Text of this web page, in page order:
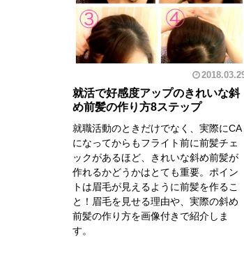
就活で好感度アップのきれいな斜
め前髪の作り方8ステップ
就職活動のときだけでなく、実際にCA
になってからもフライト前に前髪チェ
ックがあるほど、きれいな斜め前髪が
作れるかどうかはとても重要。ポイン
トは眉毛が見えるように前髪を作るこ
と！眉毛を見せる理由や、実際の斜め
前髪の作り方を画像付きで紹介しま
す。